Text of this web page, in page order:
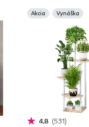
Akcia Vynáška
4,8 531